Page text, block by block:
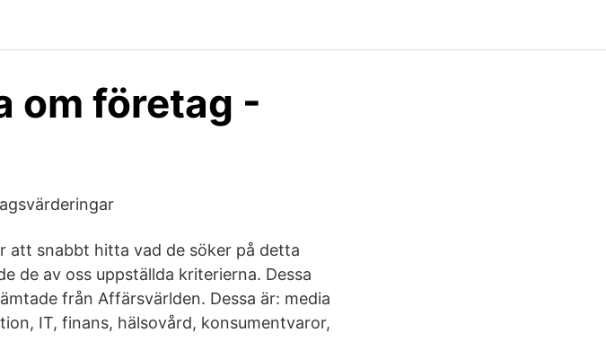
om företag -
snabbt hitta vad de söker på detta
de av oss uppställda kriterierna. Dessa
från Affärsvärlden. Dessa är: media
IT, finans, hälsovård, konsumentvaror,